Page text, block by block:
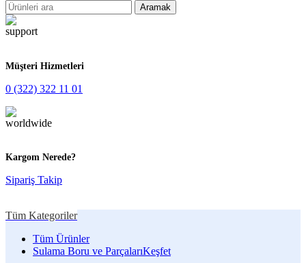
Aramak
Müşteri Hizmetleri
0 (322) 322 11 01
Kargom Nerede?
Sipariş Takip
Tüm Kategoriler
Tüm Ürünler
Sulama Boru ve ParçalarıKeşfet